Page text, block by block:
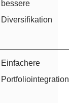
bessere
Diversifikation
Einfachere
Portfoliointegration